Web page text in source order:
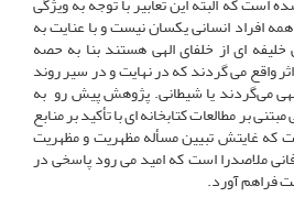
افراد انسانی یکسان نیست و با عنایت به
خلیفه ای از خلفای الهی هستند بنا به حصه
واقع می گردند که در نهایت و در سیر روند
می‌گردند یا شیطانی. پژوهش پیش رو به
بر مطالعات کتابخانه ای با تأکید بر منابع
غایتش تبیین مسأله مظهریت و مظهریت
ملاصدرا است که امید می رود پاسخی در
فراهم آورد.